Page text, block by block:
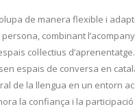
de manera flexible i
combinant
col·lectius
espais de conversa en
de la llengua en un entorn
la confiança i la